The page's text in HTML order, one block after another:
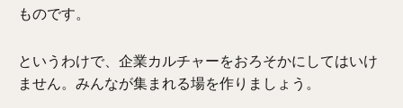
ものです。
というわけで、企業カルチャーをおろそかにしてはいけ
ません。みんなが集まれる場を作りましょう。